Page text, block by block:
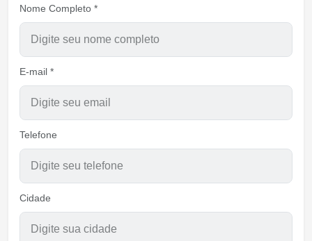
Nome Completo *
E-mail *
Telefone
Cidade